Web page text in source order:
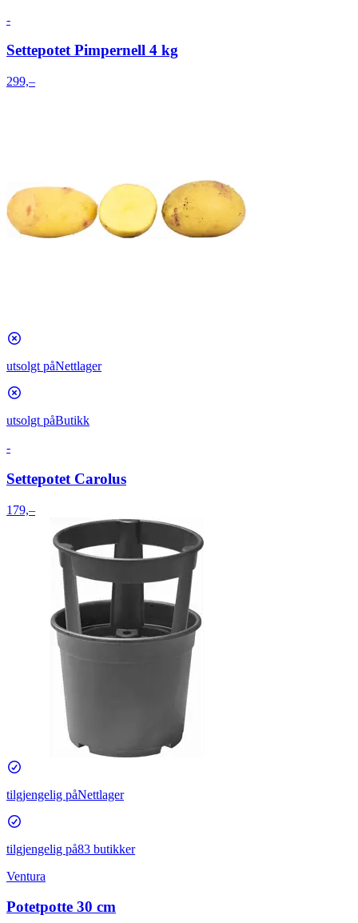
-
Settepotet Pimpernell 4 kg
299,–
utsolgt påNettlager
utsolgt påButikk
-
Settepotet Carolus
179,–
tilgjengelig påNettlager
tilgjengelig på83 butikker
Ventura
Potetpotte 30 cm